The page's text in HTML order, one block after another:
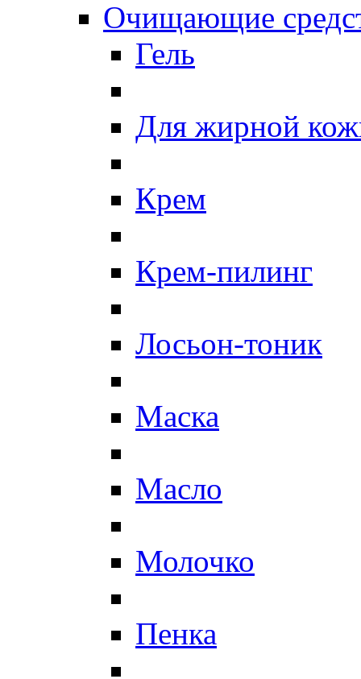
Очищающие
Гель
Для жирной
Крем
Крем-пилинг
Лосьон-тоник
Маска
Масло
Молочко
Пенка